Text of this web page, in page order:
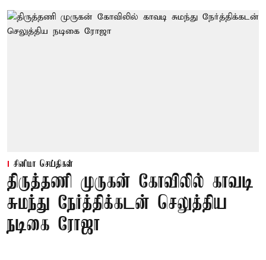
சினிமா செய்திகள்
திருத்தணி முருகன் கோவிலில் காவடி
சுமந்து நேர்த்திக்கடன் செலுத்திய
நடிகை ரோஜா